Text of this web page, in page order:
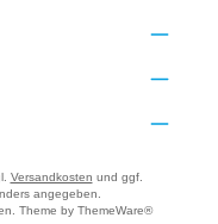
Versandkosten und ggf.
angegeben.
Theme by ThemeWare®